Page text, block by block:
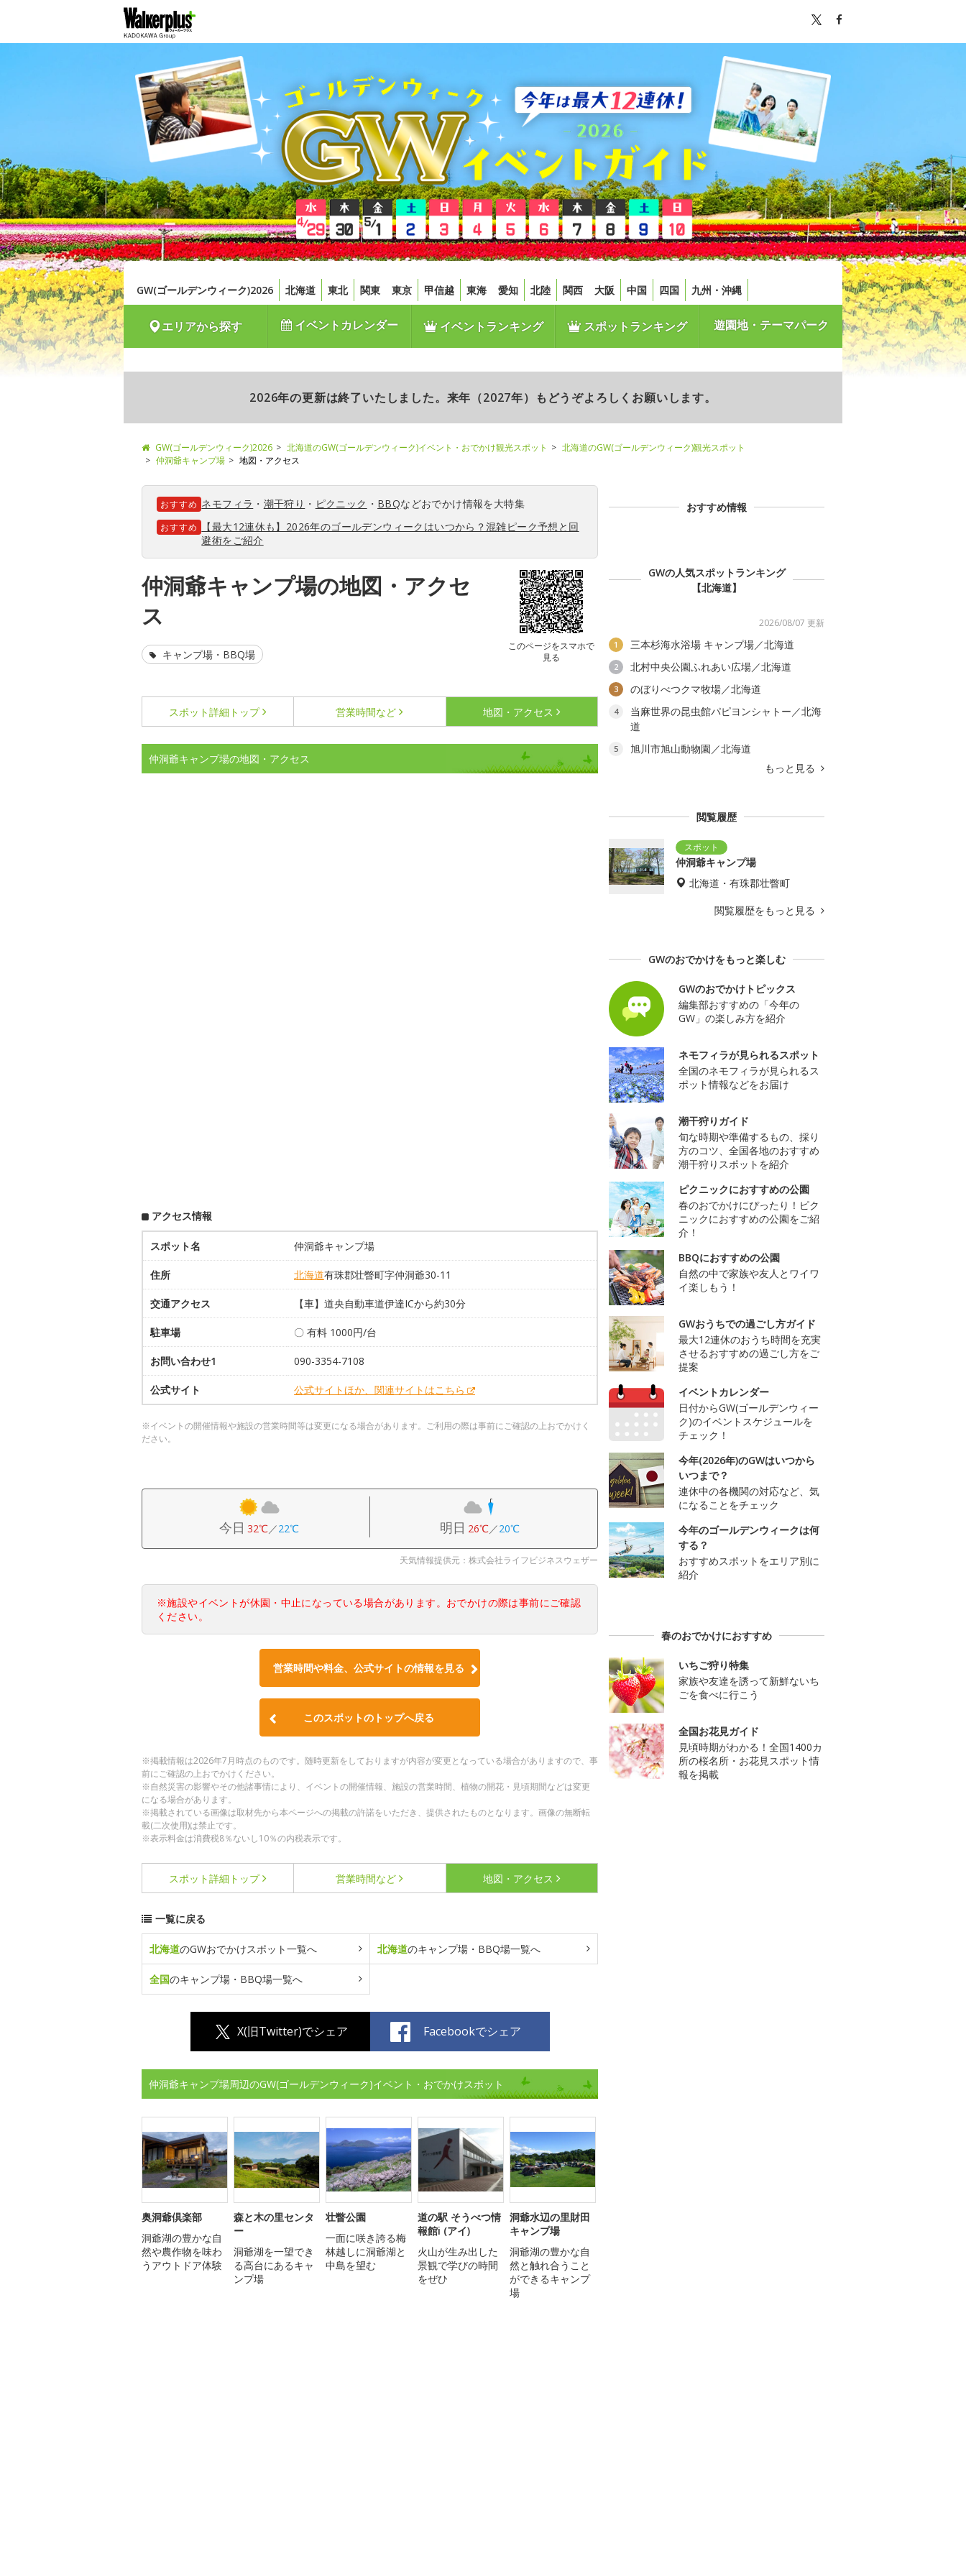
GW(ゴールデンウィーク)2026 北海道 東北 関東 東京 甲信越 東海 愛知 北陸 関西 大阪 中国 四国 九州・沖縄
エリアから探す イベントカレンダー イベントランキング スポットランキング 遊園地・テーマパーク
2026年の更新は終了いたしました。来年（2027年）もどうぞよろしくお願いします。
GW(ゴールデンウィーク)2026 北海道のGW(ゴールデンウィーク)イベント・おでかけ観光スポット
北海道のGW(ゴールデンウィーク)観光スポット
仲洞爺キャンプ場
地図・アクセス
おすすめ ネモフィラ ・ 潮干狩り ・ ピクニック ・ BBQなどおでかけ情報を大特集
おすすめ
【最大12連休も】2026年のゴールデンウィークはいつから？混雑ピーク予想と回
避術をご紹介
仲洞爺キャンプ場の地図・アクセ
ス
このページをスマホで
見る
キャンプ場・BBQ場
スポット詳細 トップ 営業時間など 地図・アクセス
仲洞爺キャンプ場の地図・アクセス
アクセス情報
スポット名 仲洞爺キャンプ場
住所 北海道有珠郡壮瞥町字仲洞爺30-11
交通アクセス 【車】道央自動車道伊達ICから約30分
駐車場 〇 有料 1000円/台
お問い合わせ1 090-3354-7108
公式サイト 公式サイトほか、関連サイトはこちら
※イベントの開催情報や施設の営業時間等は変更になる場合があります。ご利用の際は事前にご確認の上おでかけく
ださい。
今日 32℃／22℃ 明日 26℃／20℃
天気情報提供元：株式会社ライフビジネスウェザー
※施設やイベントが休園・中止になっている場合があります。おでかけの際は事前にご確認
ください。
営業時間や料金、公式サイトの情報を見る
このスポットのトップへ戻る
※掲載情報は2026年7月時点のものです。随時更新をしておりますが内容が変更となっている場合がありますので、事
前にご確認の上おでかけください。
※自然災害の影響やその他諸事情により、イベントの開催情報、施設の営業時間、植物の開花・見頃期間などは変更
になる場合があります。
※掲載されている画像は取材先から本ページへの掲載の許諾をいただき、提供されたものとなります。画像の無断転
載(二次使用)は禁止です。
※表示料金は消費税8％ないし10％の内税表示です。
スポット詳細 トップ 営業時間など 地図・アクセス
一覧に戻る
北海道のGWおでかけスポット一覧へ 北海道のキャンプ場・BBQ場一覧へ
全国のキャンプ場・BBQ場一覧へ
X(旧Twitter)でシェア Facebookでシェア
仲洞爺キャンプ場周辺のGW(ゴールデンウィーク)イベント・おでかけスポット
奥洞爺倶楽部
洞爺湖の豊かな自
然や農作物を味わ
うアウトドア体験
森と木の里センタ
ー
洞爺湖を一望でき
る高台にあるキャ
ンプ場
壮瞥公園
一面に咲き誇る梅
林越しに洞爺湖と
中島を望む
道の駅 そうべつ情
報館i (アイ)
火山が生み出した
景観で学びの時間
をぜひ
洞爺水辺の里財田
キャンプ場
洞爺湖の豊かな自
然と触れ合うこと
ができるキャンプ
場
おすすめ情報
GWの人気スポットランキング
【北海道】
2026/08/07 更新
1 三本杉海水浴場 キャンプ場／北海道
2 北村中央公園ふれあい広場／北海道
3 のぼりべつクマ牧場／北海道
4
当麻世界の昆虫館パピヨンシャトー／北海
道
5
旭川市旭山動物園／北海道
もっと見る
閲覧履歴
仲洞爺キャンプ場
北海道・有珠郡壮瞥町
閲覧履歴をもっと見る
GWのおでかけをもっと楽しむ
GWのおでかけトピックス
編集部おすすめの「今年の
GW」の楽しみ方を紹介
ネモフィラが見られるスポット
全国のネモフィラが見られるス
ポット情報などをお届け
潮干狩りガイド
旬な時期や準備するもの、採り
方のコツ、全国各地のおすすめ
潮干狩りスポットを紹介
ピクニックにおすすめの公園
春のおでかけにぴったり！ピク
ニックにおすすめの公園をご紹
介！
BBQにおすすめの公園
自然の中で家族や友人とワイワ
イ楽しもう！
GWおうちでの過ごし方ガイド
最大12連休のおうち時間を充実
させるおすすめの過ごし方をご
提案
イベントカレンダー
日付からGW(ゴールデンウィー
ク)のイベントスケジュールを
チェック！
今年(2026年)のGWはいつから
いつまで？
連休中の各機関の対応など、気
になることをチェック
今年のゴールデンウィークは何
する？
おすすめスポットをエリア別に
紹介
春のおでかけにおすすめ
いちご狩り特集
家族や友達を誘って新鮮ないち
ごを食べに行こう
全国お花見ガイド
見頃時期がわかる！全国1400カ
所の桜名所・お花見スポット情
報を掲載